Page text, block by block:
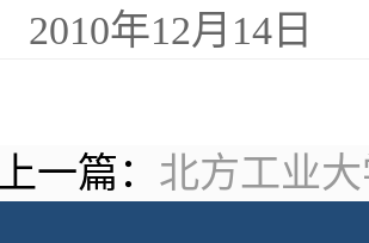
2010年12月14日
上一篇： 北方工业